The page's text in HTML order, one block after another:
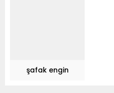
şafak engin